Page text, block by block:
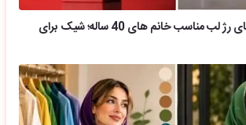
ایده آل ترین رنگ های رژ لب مناسب خانم های 40 ساله؛ شیک برای